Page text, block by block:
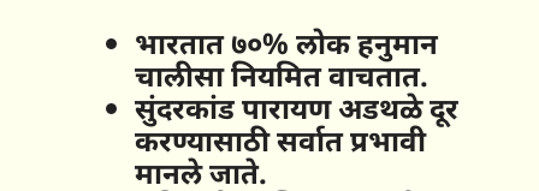
भारतात ७०% लोक हनुमान
चालीसा नियमित वाचतात.
सुंदरकांड पारायण अडथळे दूर
करण्यासाठी सर्वात प्रभावी
मानले जाते.